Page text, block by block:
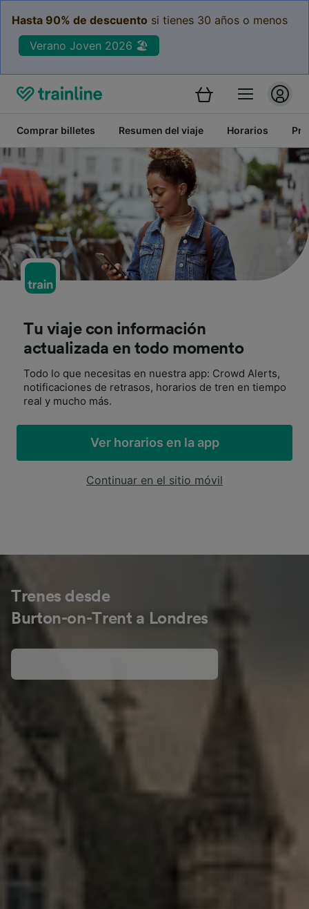
Hasta 90% de descuento si tienes 30 años o menos
Verano Joven 2026 🏖️
Comprar billetes Resumen del viaje Horarios
Tu viaje con información
actualizada en todo momento
Todo lo que necesitas en nuestra app: Crowd Alerts,
notificaciones de retrasos, horarios de tren en tiempo
real y mucho más.
Ver horarios en la app
Continuar en el sitio móvil
Trenes desde
Burton-on-Trent a Londres